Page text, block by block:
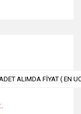
ALIMDA FİYAT ( EN